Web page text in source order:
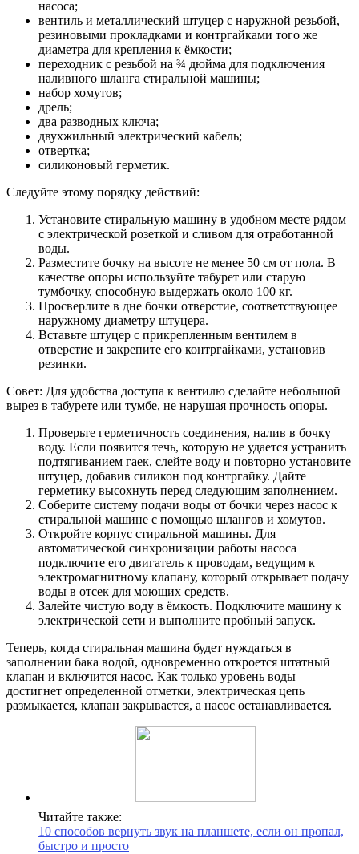
насоса;
вентиль и металлический штуцер с наружной резьбой,
резиновыми прокладками и контргайками того же
диаметра для крепления к ёмкости;
переходник с резьбой на ¾ дюйма для подключения
наливного шланга стиральной машины;
набор хомутов;
дрель;
два разводных ключа;
двухжильный электрический кабель;
отвертка;
силиконовый герметик.
Следуйте этому порядку действий:
Установите стиральную машину в удобном месте рядом
с электрической розеткой и сливом для отработанной
воды.
Разместите бочку на высоте не менее 50 см от пола. В
качестве опоры используйте табурет или старую
тумбочку, способную выдержать около 100 кг.
Просверлите в дне бочки отверстие, соответствующее
наружному диаметру штуцера.
Вставьте штуцер с прикрепленным вентилем в
отверстие и закрепите его контргайками, установив
резинки.
Совет: Для удобства доступа к вентилю сделайте небольшой
вырез в табурете или тумбе, не нарушая прочность опоры.
Проверьте герметичность соединения, налив в бочку
воду. Если появится течь, которую не удается устранить
подтягиванием гаек, слейте воду и повторно установите
штуцер, добавив силикон под контргайку. Дайте
герметику высохнуть перед следующим заполнением.
Соберите систему подачи воды от бочки через насос к
стиральной машине с помощью шлангов и хомутов.
Откройте корпус стиральной машины. Для
автоматической синхронизации работы насоса
подключите его двигатель к проводам, ведущим к
электромагнитному клапану, который открывает подачу
воды в отсек для моющих средств.
Залейте чистую воду в ёмкость. Подключите машину к
электрической сети и выполните пробный запуск.
Теперь, когда стиральная машина будет нуждаться в
заполнении бака водой, одновременно откроется штатный
клапан и включится насос. Как только уровень воды
достигнет определенной отметки, электрическая цепь
размыкается, клапан закрывается, а насос останавливается.
Читайте также:
10 способов вернуть звук на планшете, если он пропал,
быстро и просто